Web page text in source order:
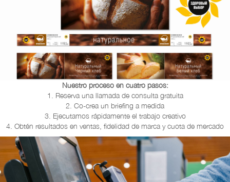
Nuestro proceso en cuatro pasos:
1. Reserva una llamada de consulta gratuita
2. Co-crea un briefing a medida
3. Ejecutamos rápidamente el trabajo creativo
4. Obtén resultados en ventas, fidelidad de marca y cuota de mercado